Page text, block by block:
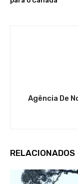
Agência De
RELACIONADOS